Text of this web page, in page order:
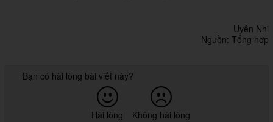
Uyên Nhi
Nguồn: Tổng hợp
Bạn có hài lòng bài viết này?
Hài lòng Không hài lòng